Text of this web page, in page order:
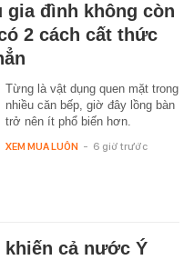
gia đình không còn
2 cách cất thức
Từng là vật dụng quen mặt trong
nhiều căn bếp, giờ đây lồng bàn
trở nên ít phổ biến hơn.
XEM MUA LUÔN - 6 giờ trước
khiến cả nước Ý